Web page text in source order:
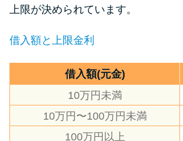
上限が決められています。
借入額と上限金利
借入額(元金)
10万円未満
10万円〜100万円未満
100万円以上